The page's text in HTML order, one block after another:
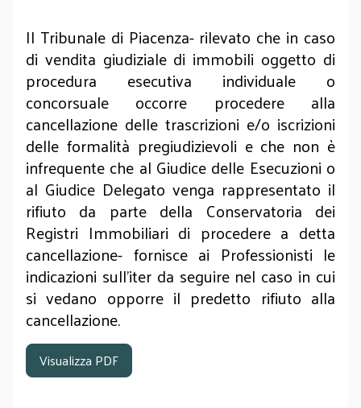
Il Tribunale di Piacenza- rilevato che in caso
di vendita giudiziale di immobili oggetto di
procedura esecutiva individuale o
concorsuale occorre procedere alla
cancellazione delle trascrizioni e/o iscrizioni
delle formalità pregiudizievoli e che non è
infrequente che al Giudice delle Esecuzioni o
al Giudice Delegato venga rappresentato il
rifiuto da parte della Conservatoria dei
Registri Immobiliari di procedere a detta
cancellazione- fornisce ai Professionisti le
indicazioni sull’iter da seguire nel caso in cui
si vedano opporre il predetto rifiuto alla
cancellazione.
Visualizza PDF